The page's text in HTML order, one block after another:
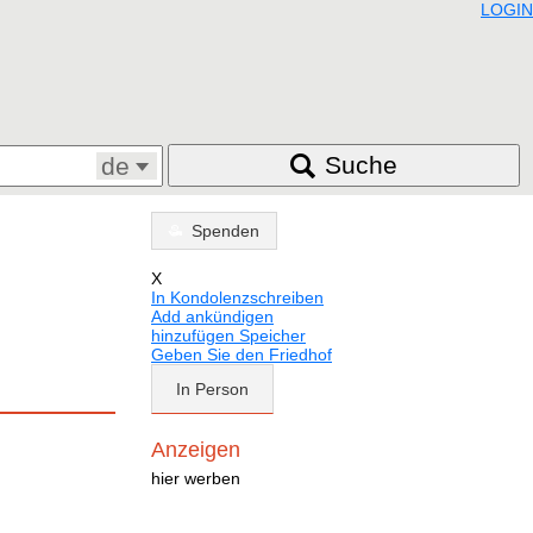
LOGIN
de Suche
Spenden
X
In Kondolenzschreiben
Add ankündigen
hinzufügen Speicher
Geben Sie den Friedhof
In Person
Anzeigen
hier werben